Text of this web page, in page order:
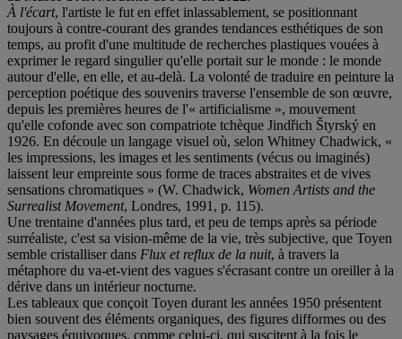
À l'écart, l'artiste le fut en effet inlassablement, se positionnant
toujours à contre-courant des grandes tendances esthétiques de son
temps, au profit d'une multitude de recherches plastiques vouées à
exprimer le regard singulier qu'elle portait sur le monde : le monde
autour d'elle, en elle, et au-delà. La volonté de traduire en peinture la
perception poétique des souvenirs traverse l'ensemble de son œuvre,
depuis les premières heures de l'« artificialisme », mouvement
qu'elle cofonde avec son compatriote tchèque Jindřich Štyrský en
1926. En découle un langage visuel où, selon Whitney Chadwick, «
les impressions, les images et les sentiments (vécus ou imaginés)
laissent leur empreinte sous forme de traces abstraites et de vives
sensations chromatiques » (W. Chadwick, Women Artists and the
Surrealist Movement, Londres, 1991, p. 115).
Une trentaine d'années plus tard, et peu de temps après sa période
surréaliste, c'est sa vision-même de la vie, très subjective, que Toyen
semble cristalliser dans Flux et reflux de la nuit, à travers la
métaphore du va-et-vient des vagues s'écrasant contre un oreiller à la
dérive dans un intérieur nocturne.
Les tableaux que conçoit Toyen durant les années 1950 présentent
bien souvent des éléments organiques, des figures difformes ou des
paysages équivoques, comme celui-ci, qui suscitent à la fois le